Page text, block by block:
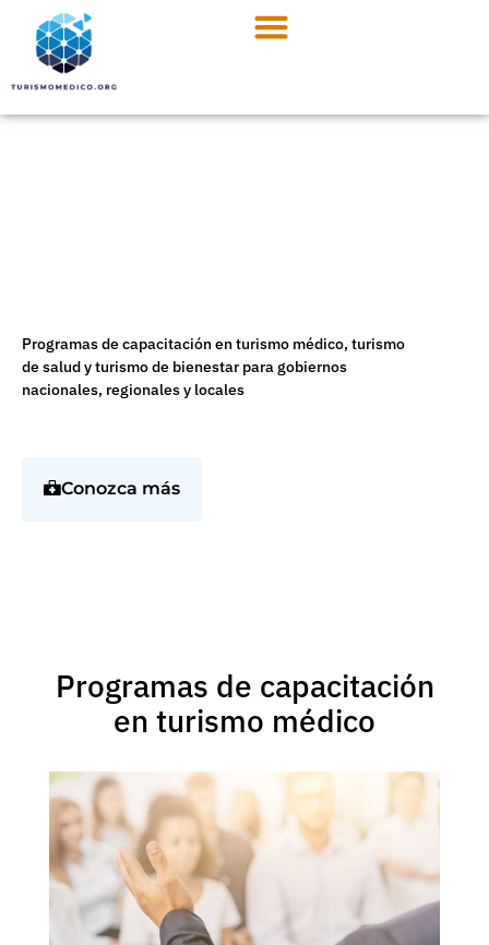
Programas de capacitación en turismo médico, turismo
de salud y turismo de bienestar para gobiernos
nacionales, regionales y locales
Conozca más
Programas de capacitación
en turismo médico